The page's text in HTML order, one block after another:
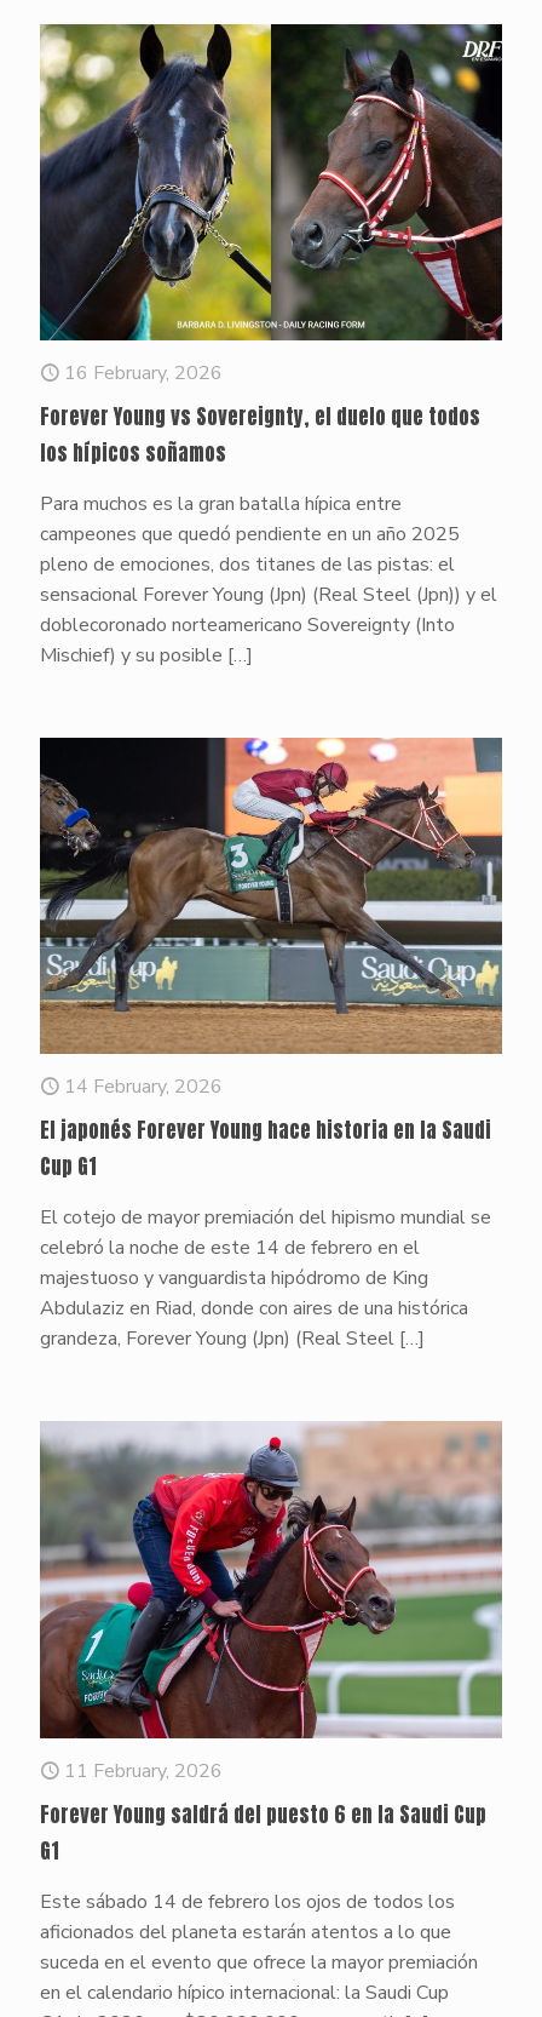
16 February, 2026
Forever Young vs Sovereignty, el duelo que todos
los hípicos soñamos
Para muchos es la gran batalla hípica entre
campeones que quedó pendiente en un año 2025
pleno de emociones, dos titanes de las pistas: el
sensacional Forever Young (Jpn) (Real Steel (Jpn)) y el
doblecoronado norteamericano Sovereignty (Into
Mischief) y su posible […]
14 February, 2026
El japonés Forever Young hace historia en la Saudi
Cup G1
El cotejo de mayor premiación del hipismo mundial se
celebró la noche de este 14 de febrero en el
majestuoso y vanguardista hipódromo de King
Abdulaziz en Riad, donde con aires de una histórica
grandeza, Forever Young (Jpn) (Real Steel […]
11 February, 2026
Forever Young saldrá del puesto 6 en la Saudi Cup
G1
Este sábado 14 de febrero los ojos de todos los
aficionados del planeta estarán atentos a lo que
suceda en el evento que ofrece la mayor premiación
en el calendario hípico internacional: la Saudi Cup